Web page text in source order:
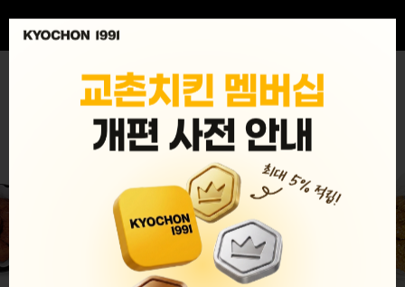
MENU